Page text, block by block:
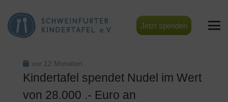
Jetzt spenden
vor 12 Monaten
Kindertafel spendet Nudel im Wert
von 28.000 .- Euro an